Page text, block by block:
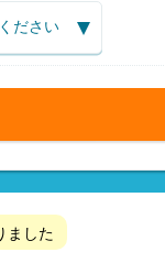
ました